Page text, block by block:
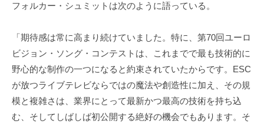
フォルカー・シュミットは次のように語っている。
「期待感は常に高まり続けていました。特に、第70回ユーロ
ビジョン・ソング・コンテストは、これまでで最も技術的に
野心的な制作の一つになると約束されていたからです。ESC
が放つライブテレビならではの魔法や創造性に加え、その規
模と複雑さは、業界にとって最新かつ最高の技術を持ち込
む、そしてしばしば初公開する絶好の機会でもあります。そ